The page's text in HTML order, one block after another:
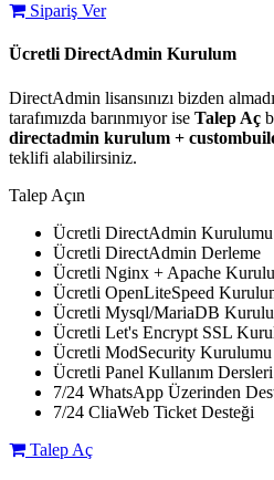
Sipariş Ver
Ücretli DirectAdmin Kurulum
DirectAdmin lisansınızı bizden
tarafımızda barınmıyor ise Talep Aç
directadmin kurulum +
teklifi alabilirsiniz.
Talep Açın
Ücretli DirectAdmin Kurulumu
Ücretli DirectAdmin Derleme
Ücretli Nginx + Apache
Ücretli OpenLiteSpeed
Ücretli Mysql/MariaDB
Ücretli Let's Encrypt SSL
Ücretli ModSecurity Kurulumu
Ücretli Panel Kullanım Dersleri
7/24 WhatsApp Üzerinden
7/24 CliaWeb Ticket Desteği
Talep Aç